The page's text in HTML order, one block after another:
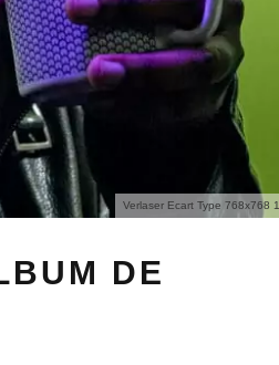
Verlaser Ecart Type 768x768 1
DE